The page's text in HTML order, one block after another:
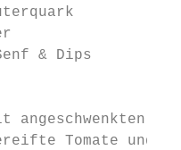
& Dips
Tomate und